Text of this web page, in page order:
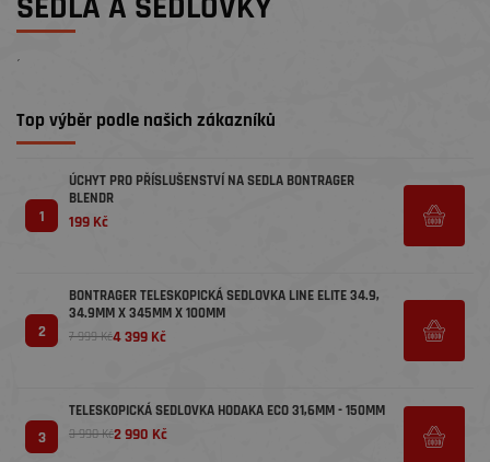
´
Top výběr podle našich zákazníků
1
ÚCHYT PRO PŘÍSLUŠENSTVÍ NA SEDLA BONTRAGER
BLENDR
199 Kč
2
BONTRAGER TELESKOPICKÁ SEDLOVKA LINE ELITE 34.9,
34.9MM X 345MM X 100MM
7 999 Kč4 399 Kč
3
TELESKOPICKÁ SEDLOVKA HODAKA ECO 31,6MM - 150MM
3 990 Kč2 990 Kč